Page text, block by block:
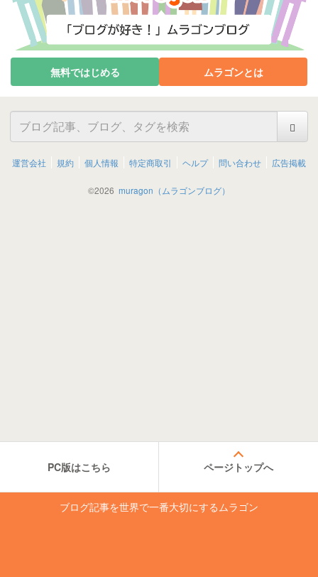
無料ではじめる ムラゴンとは
運営会社 規約 個人情報 特定商取引 ヘルプ 問い合わせ 広告掲載
©2026 muragon（ムラゴンブログ）
PC版はこちら ページトップへ
ブログ記事を世界で一番大切にするムラゴン